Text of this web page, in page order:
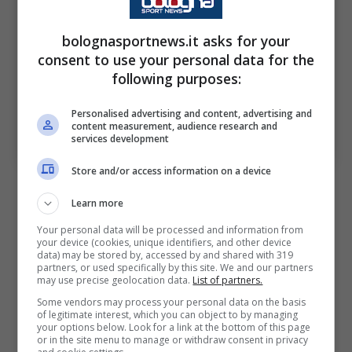
Ecco la multa per la curva Andrea Costa
BolognaSportnews-Photo-by-Alessandro-Sabattini-
Getty-Images-via-OneFootball
Bolognaoggi si è visto recapitare unamulta
complessiva di50.000 euro, dovuta al lancio
di oggetti in campo, per l’uso di fumogeni,
puntatori laser, fuochi d’artificio e l’ostruzione
di alcuni passaggi pubblici.
bolognasportnews.it asks for your
consent to use your personal data for the
following purposes:
Personalised advertising and content, advertising and
content measurement, audience research and
services development
Store and/or access information on a device
Learn more
Your personal data will be processed and information from
your device (cookies, unique identifiers, and other device
data) may be stored by, accessed by and shared with 319
partners, or used specifically by this site. We and our partners
may use precise geolocation data. List of partners.
Some vendors may process your personal data on the basis
of legitimate interest, which you can object to by managing
your options below. Look for a link at the bottom of this page
or in the site menu to manage or withdraw consent in privacy